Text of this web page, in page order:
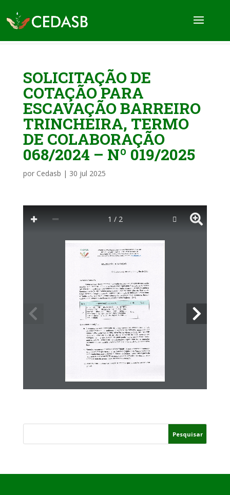
SOLICITAÇÃO DE
COTAÇÃO PARA
ESCAVAÇÃO BARREIRO
TRINCHEIRA, TERMO
DE COLABORAÇÃO
068/2024 – Nº 019/2025
por Cedasb | 30 jul 2025
1 / 2